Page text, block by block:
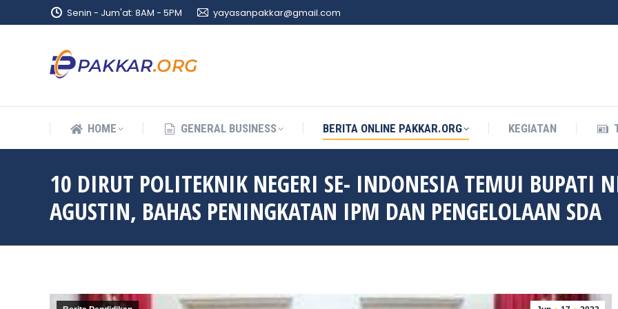
Senin - Jum'at: 8AM - 5PM yayasanpakkar@gmail.com
HOME GENERAL BUSINESS BERITA ONLINE PAKKAR.ORG KEGIATAN
10 DIRUT POLITEKNIK NEGERI SE- INDONESIA TEMUI BUPATI
AGUSTIN, BAHAS PENINGKATAN IPM DAN PENGELOLAAN SDA
HOME GENERAL BUSINESS BERITA ONLINE PAKKAR.ORG KEGIATAN